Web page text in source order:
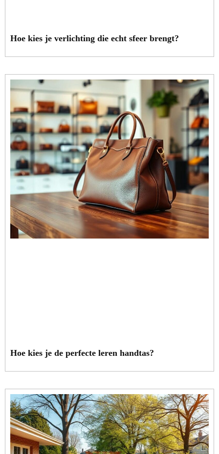
Hoe kies je verlichting die echt sfeer brengt?
Hoe kies je de perfecte leren handtas?